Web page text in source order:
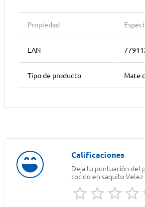
Propiedad
EAN
Tipo de producto Mate
Deja tu puntuación del
cocido en saquito